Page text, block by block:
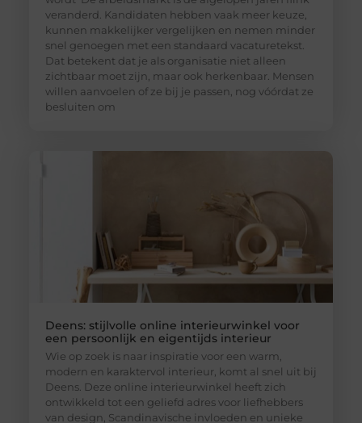
veranderd. Kandidaten hebben vaak meer keuze,
kunnen makkelijker vergelijken en nemen minder
snel genoegen met een standaard vacaturetekst.
Dat betekent dat je als organisatie niet alleen
zichtbaar moet zijn, maar ook herkenbaar. Mensen
willen aanvoelen of ze bij je passen, nog vóórdat ze
besluiten om
Deens: stijlvolle online interieurwinkel voor
een persoonlijk en eigentijds interieur
Wie op zoek is naar inspiratie voor een warm,
modern en karaktervol interieur, komt al snel uit bij
Deens. Deze online interieurwinkel heeft zich
ontwikkeld tot een geliefd adres voor liefhebbers
van design, Scandinavische invloeden en unieke